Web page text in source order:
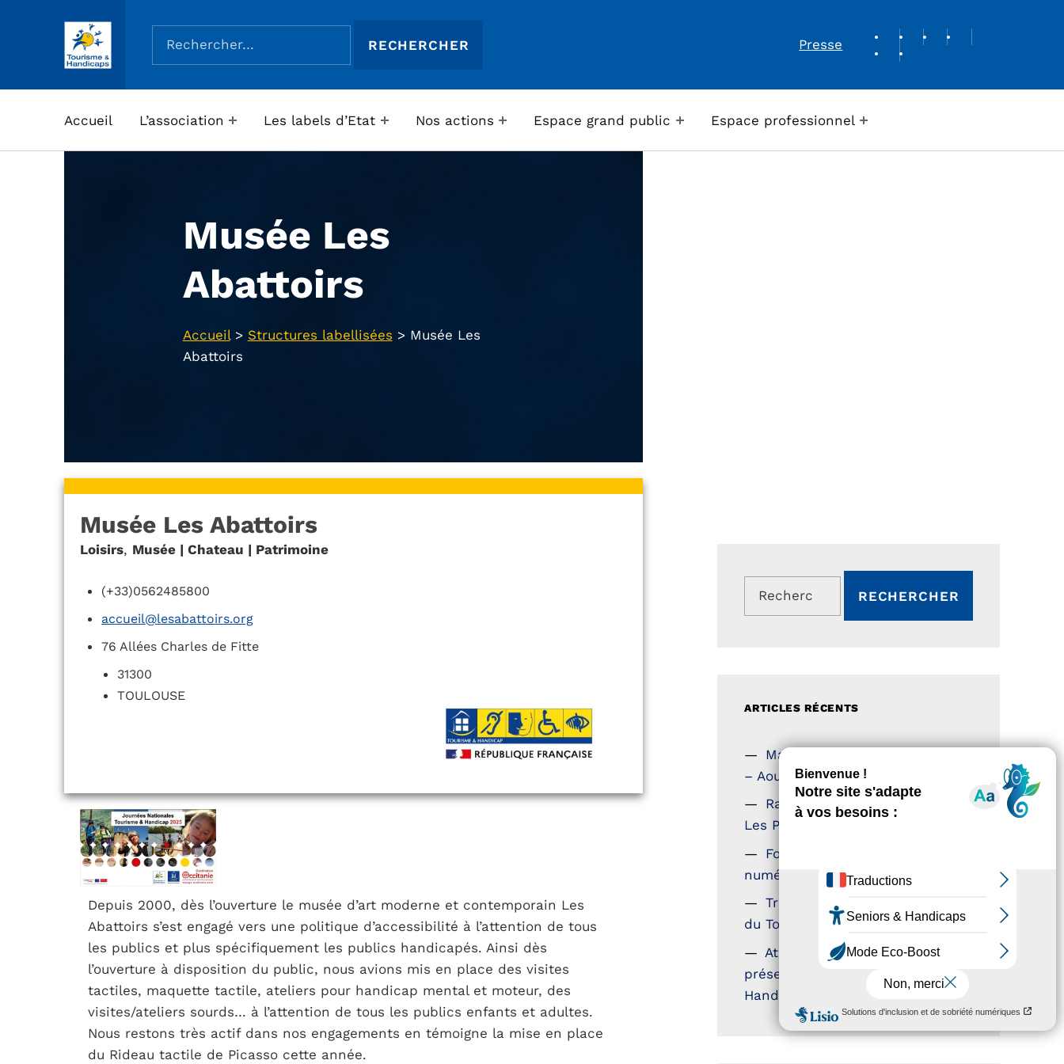
ASSOCIATION TOURISME ET HANDICAPS
Rechercher :
Presse
REVUE DE PRESSE
Accueil L’association Les labels d’Etat Nos actions Espace grand public Espace professionnel
Musée Les
Abattoirs
Accueil> Structures labellisées > Musée Les
Abattoirs
Musée Les Abattoirs
Loisirs, Musée | Chateau | Patrimoine
(+33)0562485800
accueil@lesabattoirs.org
76 Allées Charles de Fitte
31300
TOULOUSE
Depuis 2000, dès l’ouverture le musée d’art moderne et contemporain Les
Abattoirs s’est engagé vers une politique d’accessibilité à l’attention de tous
les publics et plus spécifiquement les publics handicapés. Ainsi dès
l’ouverture à disposition du public, nous avions mis en place des visites
tactiles, maquette tactile, ateliers pour handicap mental et moteur, des
visites/ateliers sourds… à l’attention de tous les publics enfants et adultes.
Nous restons très actif dans nos engagements en témoigne la mise en place
du Rideau tactile de Picasso cette année.
Rechercher :
ARTICLES RÉCENTS
Magazine Tourisme Accessible
– Aout 2026
Rallye Aicha des Gazelles –
Les Petillantes
Formation Communication
numérique
Trophées Horizons – Acteurs
du Tourisme Durable
Atout France – flyer
présentation label Tourisme &
Handicap